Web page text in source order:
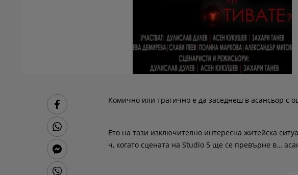
Комично или трагично е да заседнеш в асансьор с
Ето на тази изключително интересна житейска
ч, когато сцената на Studio 5 ще се превърне в…